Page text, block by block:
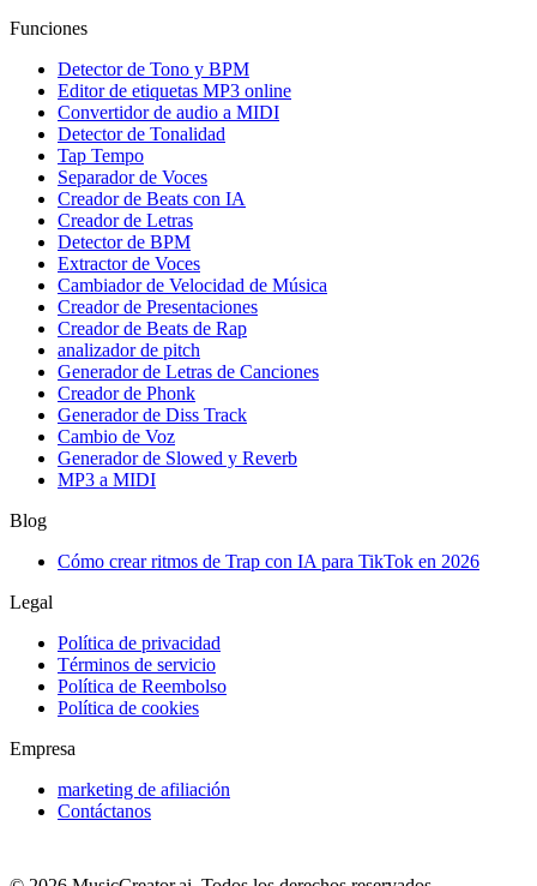
Funciones
Detector de Tono y BPM
Editor de etiquetas MP3 online
Convertidor de audio a MIDI
Detector de Tonalidad
Tap Tempo
Separador de Voces
Creador de Beats con IA
Creador de Letras
Detector de BPM
Extractor de Voces
Cambiador de Velocidad de Música
Creador de Presentaciones
Creador de Beats de Rap
analizador de pitch
Generador de Letras de Canciones
Creador de Phonk
Generador de Diss Track
Cambio de Voz
Generador de Slowed y Reverb
MP3 a MIDI
Blog
Cómo crear ritmos de Trap con IA para TikTok en 2026
Legal
Política de privacidad
Términos de servicio
Política de Reembolso
Política de cookies
Empresa
marketing de afiliación
Contáctanos